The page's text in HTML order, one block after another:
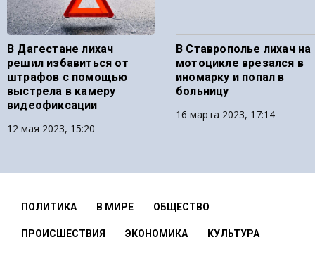
В Дагестане лихач
решил избавиться от
штрафов с помощью
выстрела в камеру
видеофиксации
12 мая 2023, 15:20
В Ставрополье лихач на
мотоцикле врезался в
иномарку и попал в
больницу
16 марта 2023, 17:14
ПОЛИТИКА В МИРЕ ОБЩЕСТВО
ПРОИСШЕСТВИЯ ЭКОНОМИКА КУЛЬТУРА